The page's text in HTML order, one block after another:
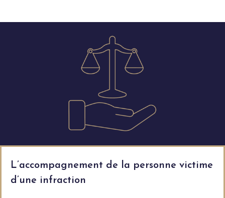
L’accompagnement de la personne victime
d’une infraction